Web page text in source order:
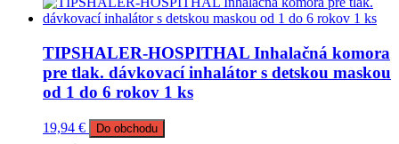
TIPSHALER-HOSPITHAL Inhalačná komora
pre tlak. dávkovací inhalátor s detskou maskou
od 1 do 6 rokov 1 ks
19,94 € Do obchodu